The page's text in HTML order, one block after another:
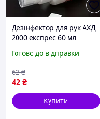
Дезінфектор для рук АХД
2000 експрес 60 мл
Готово до відправки
42₴
62 ₴
Купити